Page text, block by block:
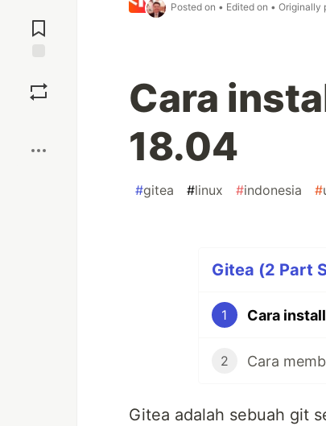
Comments
Posted on • Edited on • Originally
Cara
18.04
#gitea #linux #indonesia #
Gitea (2 Part
1 Cara
2
Gitea adalah sebuah git